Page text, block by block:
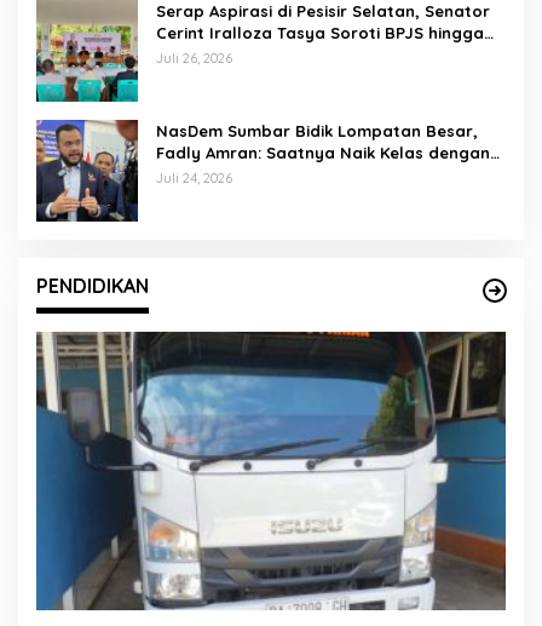
Serap Aspirasi di Pesisir Selatan, Senator
Cerint Iralloza Tasya Soroti BPJS hingga
Kurikulum Merdeka
Juli 26, 2026
NasDem Sumbar Bidik Lompatan Besar,
Fadly Amran: Saatnya Naik Kelas dengan
Kader Berkualitas
Juli 24, 2026
PENDIDIKAN